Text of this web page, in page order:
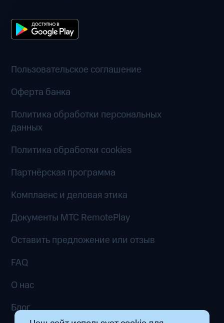
Пользовательское соглашение
Оферта банка
Политика обработки персональных
данных
Политика обработки cookies
Партнёрская программа
Комплаенс и деловая этика
Документы MTC RemotePlay
Оставить предложение или отзыв
FAQ
О нас
Блог